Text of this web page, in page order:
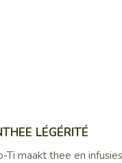
LÉGÉRITÉ
Ti maakt thee en